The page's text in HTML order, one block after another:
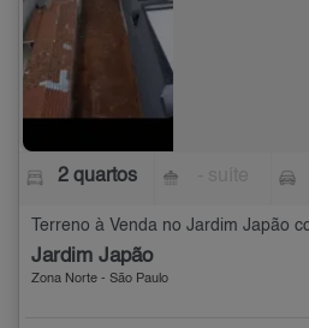
2 quartos
Terreno à Venda no Jardim Japão
Jardim Japão
Zona Norte - São Paulo